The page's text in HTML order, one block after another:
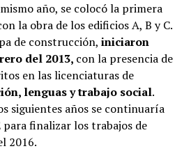
año, se colocó la primera
la obra de los edificios A, B y C.
de construcción, iniciaron
del 2013, con la presencia de
en las licenciaturas de
lenguas y trabajo social.
siguientes años se continuaría
para finalizar los trabajos de
2016.